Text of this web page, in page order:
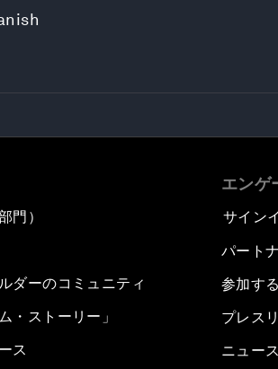
門）
ダーのコミュニティ
・ストーリー」
ス
エンゲ
サイン
パート
参加す
プレス
ニュー